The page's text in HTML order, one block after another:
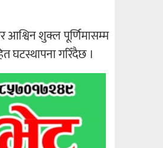
शुक्ल पूर्णिमासम्म
घटस्थापना गरिँदैछ ।